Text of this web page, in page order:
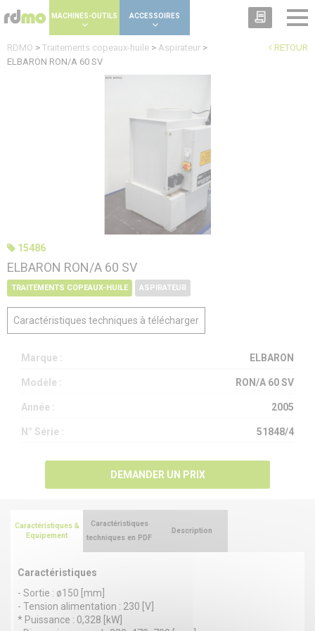
MACHINES-OUTILS ACCESSOIRES
RETOUR
RDMO > Traitements copeaux-huile > Aspirateur >
ELBARON RON/A 60 SV
15486
ELBARON RON/A 60 SV
TRAITEMENTS COPEAUX-HUILE ASPIRATEUR
Caractéristiques techniques à télécharger
Marque : ELBARON
Modèle : RON/A 60 SV
Année : 2005
N° Série : 51848/4
DEMANDER UN PRIX
Caractéristiques &
Equipement
Caractéristiques
- Sortie : ø150 [mm]
- Tension alimentation : 230 [V]
* Puissance : 0,328 [kW]
Caractéristiques
techniques en PDF
Description